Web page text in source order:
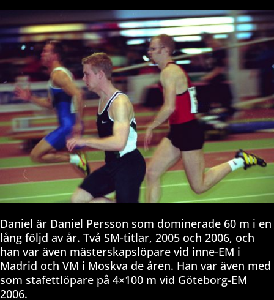
Daniel är Daniel Persson som dominerade 60 m i en
lång följd av år. Två SM-titlar, 2005 och 2006, och
han var även mästerskapslöpare vid inne-EM i
Madrid och VM i Moskva de åren. Han var även med
som stafettlöpare på 4×100 m vid Göteborg-EM
2006.